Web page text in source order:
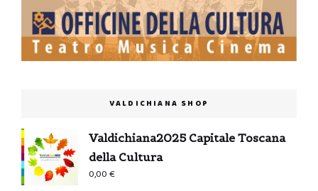
VALDICHIANA SHOP
Valdichiana2025 Capitale Toscana
della Cultura
0,00€